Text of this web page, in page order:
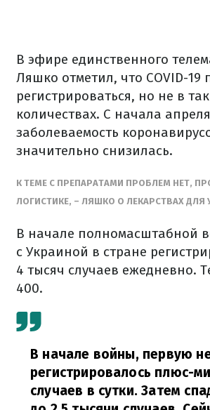
В эфире единственного
Ляшко отметил, что COVID-19
регистрироваться, но не в
количествах. С начала апреля
заболеваемость
значительно снизилась.
К ТЕМЕ С ПРЕПАРАТАМИ ПРОБЛЕМ НЕТ,
ЛОГИСТИКЕ, – ЛЯШКО О ЛЕКАРСТВАХ ДЛЯ
В начале полномасштабной
с Украиной в стране
4 тысяч случаев ежедневно.
400.
В начале войны, первую
регистрировалось плюс-
случаев в сутки. Затем